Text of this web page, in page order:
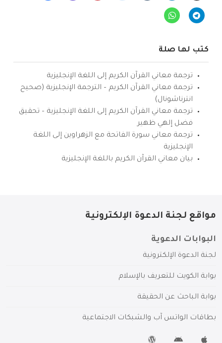
كتب لها صلة
ترجمة معاني القرآن الكريم إلى اللغة الإنجليزية
ترجمة معاني القرآن الكريم – الترجمة الإنجليزية (صحيح
انترناشونال)
ترجمة معاني القرآن الكريم إلى اللغة الإنجليزية – تحقيق
فضل إلهي ظهير
ترجمة معاني سورة الفاتحة مع الزهراوين إلى اللغة
الإنجليزية
بيان معاني القرآن الكريم باللغة الإنجليزية
مواقع لجنة الدعوة الإلكترونية
البوابات الدعوية
لجنة الدعوة الإلكترونية
بوابة الكويت للتعريف بالإسلام
بوابة الباحث عن الحقيقة
بطاقات الواتس آب والشبكات الاجتماعية